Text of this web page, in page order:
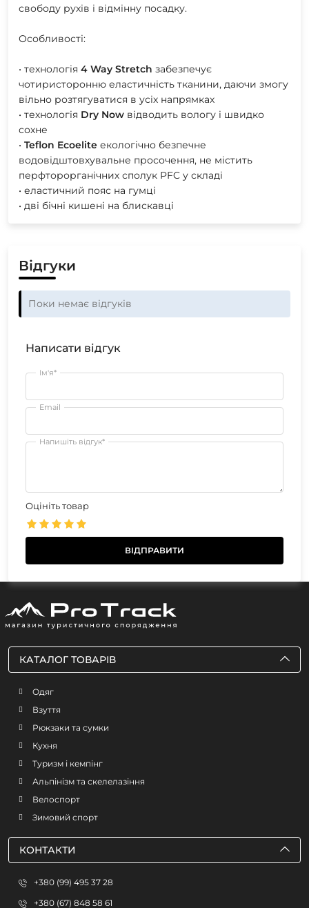
свободу рухів і відмінну посадку.
Особливості:
• технологія 4 Way Stretch забезпечує
чотиристоронню еластичність тканини, даючи змогу
вільно розтягуватися в усіх напрямках
• технологія Dry Now відводить вологу і швидко
сохне
• Teflon Ecoelite екологічно безпечне
водовідштовхувальне просочення, не містить
перфторорганічних сполук PFC у складі
• еластичний пояс на гумці
• дві бічні кишені на блискавці
Відгуки
Поки немає відгуків
Написати відгук
Ім'я*
Email
Напишіть відгук*
Оцініть товар
КАТАЛОГ ТОВАРІВ
Одяг
Взуття
Рюкзаки та сумки
Кухня
Туризм і кемпінг
Альпінізм та скелелазіння
Велоспорт
Зимовий спорт
КОНТАКТИ
+380 (99) 495 37 28
+380 (67) 848 58 61